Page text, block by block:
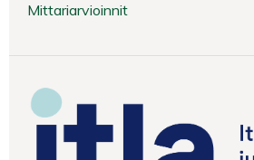
Mittariarvioinnit